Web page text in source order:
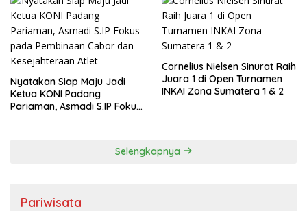
Nyatakan Siap Maju Jadi
Ketua KONI Padang
Pariaman, Asmadi S.IP Fokus
Cornelius Nielsen Sinurat Raih
Juara 1 di Open Turnamen
INKAI Zona Sumatera 1 & 2
Selengkapnya
Pariwisata